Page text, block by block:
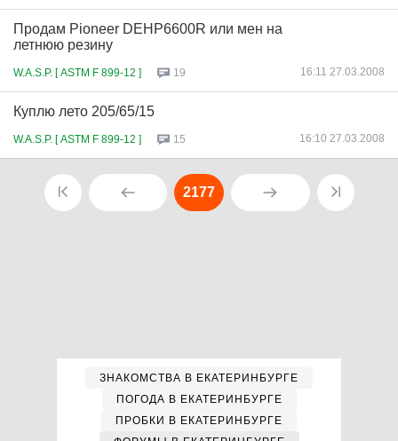
Продам Pioneer DEHP6600R или мен на
летнюю резину
W.A.S.P. [ ASTM F 899-12 ] 19 16:11 27.03.2008
Куплю лето 205/65/15
W.A.S.P. [ ASTM F 899-12 ] 15 16:10 27.03.2008
2177
ЗНАКОМСТВА В ЕКАТЕРИНБУРГЕ
ПОГОДА В ЕКАТЕРИНБУРГЕ
ПРОБКИ В ЕКАТЕРИНБУРГЕ